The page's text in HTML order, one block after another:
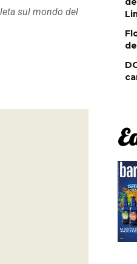
sul mondo del